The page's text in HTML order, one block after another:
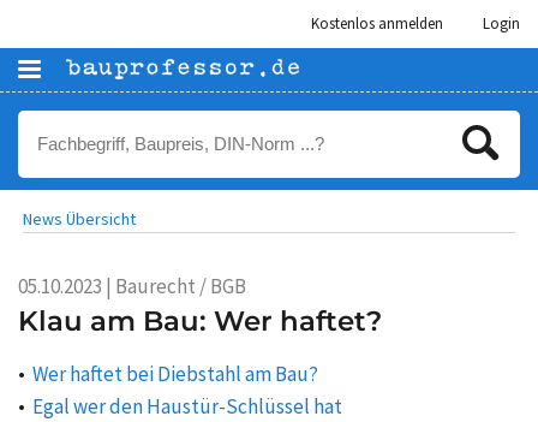
Kostenlos anmelden Login
News Übersicht
05.10.2023 | Baurecht / BGB
Klau am Bau: Wer haftet?
Wer haftet bei Diebstahl am Bau?
Egal wer den Haustür-Schlüssel hat